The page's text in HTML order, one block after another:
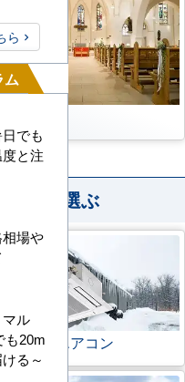
コンを選ぶ
冷地用エアコン
ら
ム
でも
と注
場や
ル
も20m
る～